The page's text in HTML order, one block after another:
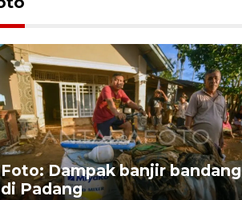
Foto: Dampak banjir bandang
di Padang